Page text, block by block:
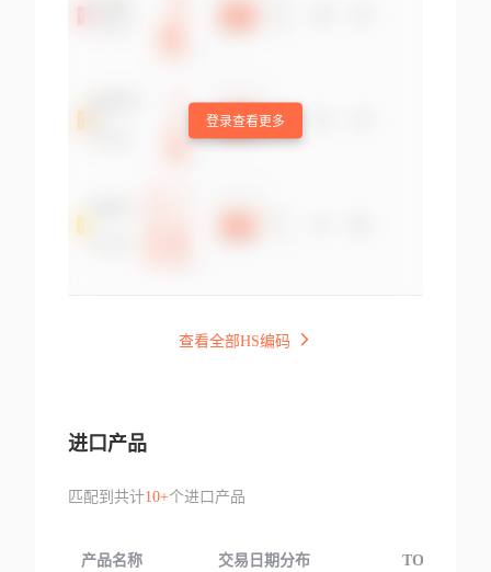
登录查看更多
查看全部HS编码
进口产品
匹配到共计10+个进口产品
产品名称 交易日期分布 TOP3交易国